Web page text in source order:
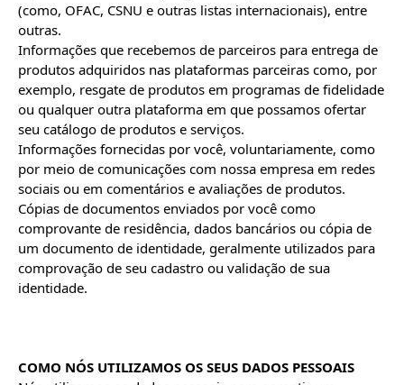
(como, OFAC, CSNU e outras listas internacionais), entre
outras.
Informações que recebemos de parceiros para entrega de
produtos adquiridos nas plataformas parceiras como, por
exemplo, resgate de produtos em programas de fidelidade
ou qualquer outra plataforma em que possamos ofertar
seu catálogo de produtos e serviços.
Informações fornecidas por você, voluntariamente, como
por meio de comunicações com nossa empresa em redes
sociais ou em comentários e avaliações de produtos.
Cópias de documentos enviados por você como
comprovante de residência, dados bancários ou cópia de
um documento de identidade, geralmente utilizados para
comprovação de seu cadastro ou validação de sua
identidade.
COMO NÓS UTILIZAMOS OS SEUS DADOS PESSOAIS